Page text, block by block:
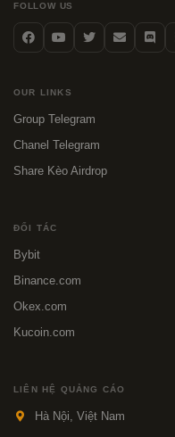
FOLLOW US
OUR LINKS
Group Telegram
Chanel Telegram
Share Kèo Airdrop
ĐỐI TÁC
Bybit
Binance.com
Okex.com
Kucoin.com
LIÊN HỆ QUẢNG CÁO
Hà Nội, Việt Nam